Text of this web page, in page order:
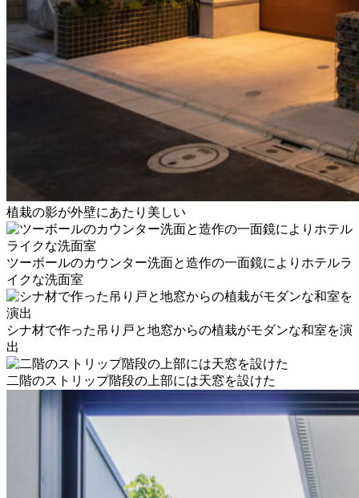
植栽の影が外壁にあたり美しい
ツーボールのカウンター洗面と造作の一面鏡によりホテルラ
イクな洗面室
シナ材で作った吊り戸と地窓からの植栽がモダンな和室を演
出
二階のストリップ階段の上部には天窓を設けた